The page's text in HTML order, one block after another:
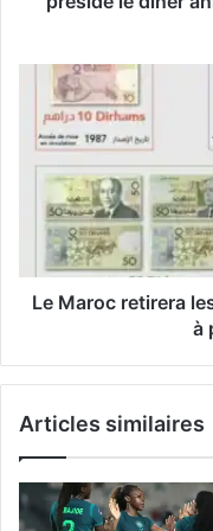
diplomatique
Rabat.
Maroc
retirera
les
anciens
billets
circulation
2026
Le Maroc retirera
à
Articles similaires